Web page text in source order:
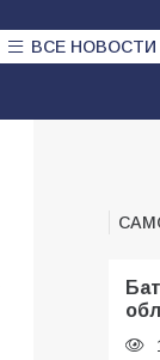
ВСЕ НОВОСТИ